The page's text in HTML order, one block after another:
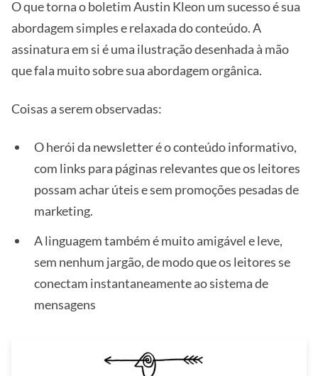
O que torna o boletim Austin Kleon um sucesso é sua
abordagem simples e relaxada do conteúdo. A
assinatura em si é uma ilustração desenhada à mão
que fala muito sobre sua abordagem orgânica.
Coisas a serem observadas:
O herói da newsletter é o conteúdo informativo,
com links para páginas relevantes que os leitores
possam achar úteis e sem promoções pesadas de
marketing.
A linguagem também é muito amigável e leve,
sem nenhum jargão, de modo que os leitores se
conectam instantaneamente ao sistema de
mensagens